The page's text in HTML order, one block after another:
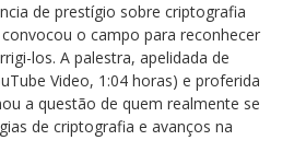
de prestígio sobre criptografia
o campo para reconhecer
los. A palestra, apelidada de
Video, 1:04 horas) e proferida
a questão de quem realmente se
de criptografia e avanços na